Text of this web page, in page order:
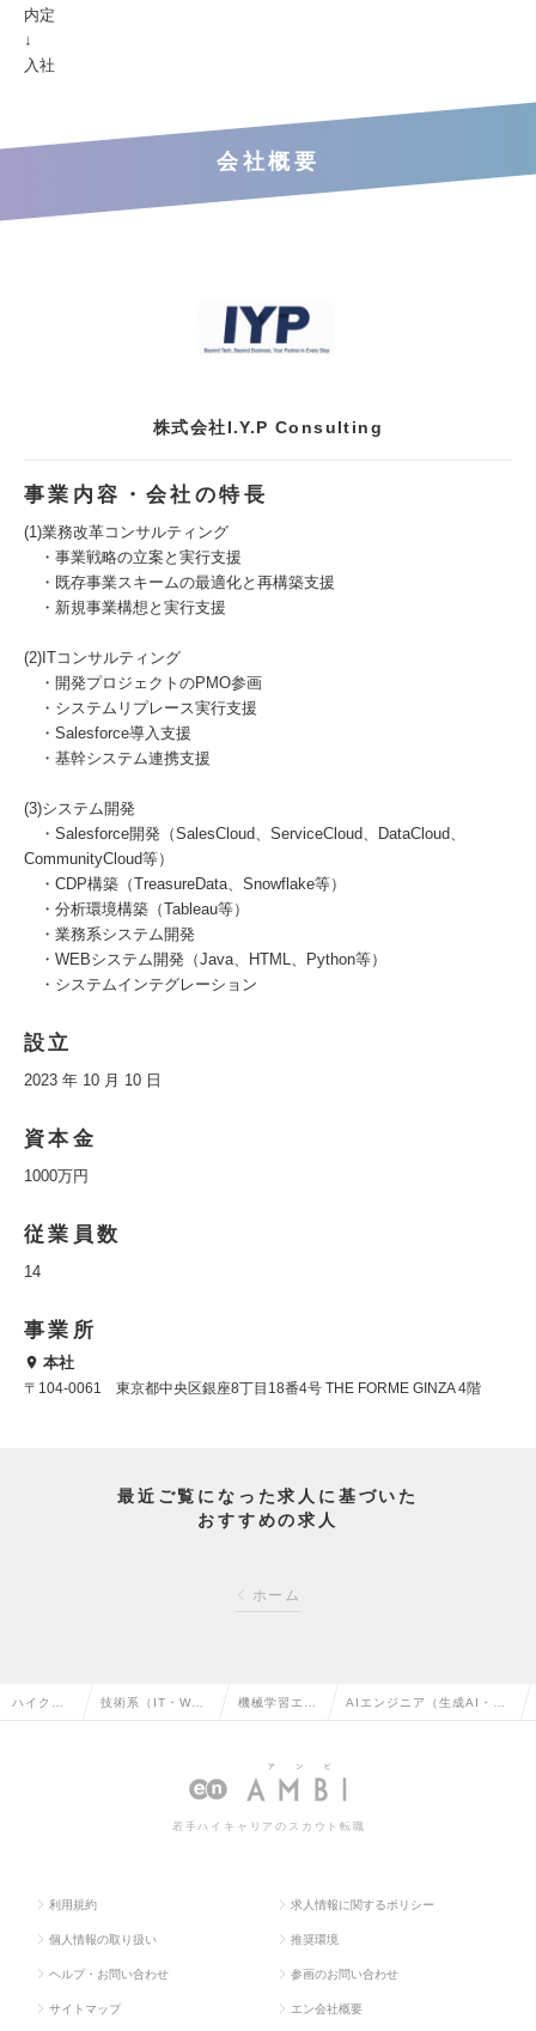
内定
↓
入社
会社概要
株式会社I.Y.P Consulting
事業内容・会社の特長
(1)業務改革コンサルティング
・事業戦略の立案と実行支援
・既存事業スキームの最適化と再構築支援
・新規事業構想と実行支援
(2)ITコンサルティング
・開発プロジェクトのPMO参画
・システムリプレース実行支援
・Salesforce導入支援
・基幹システム連携支援
(3)システム開発
・Salesforce開発（SalesCloud、ServiceCloud、DataCloud、
CommunityCloud等）
・CDP構築（TreasureData、Snowflake等）
・分析環境構築（Tableau等）
・業務系システム開発
・WEBシステム開発（Java、HTML、Python等）
・システムインテグレーション
設立
2023 年 10 月 10 日
資本金
1000万円
従業員数
14
事業所
本社
〒104-0061 東京都中央区銀座8丁目18番4号 THE FORME GINZA 4階
最近ご覧になった求人に基づいた
おすすめの求人
ホーム
ハイクラ 技術系（IT・We 機械学習エン AIエンジニア（生成AI・AI
若手ハイキャリアのスカウト転職
利用規約 求人情報に関するポリシー
個人情報の取り扱い 推奨環境
ヘルプ・お問い合わせ 参画のお問い合わせ
サイトマップ エン会社概要